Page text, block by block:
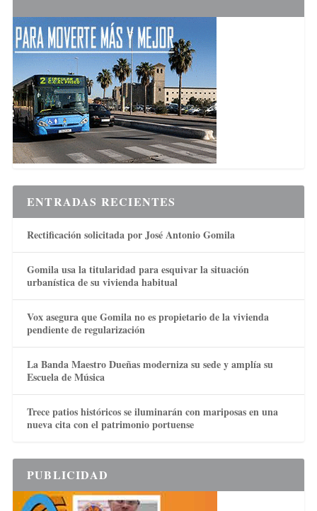
ENTRADAS RECIENTES
Rectificación solicitada por José Antonio Gomila
Gomila usa la titularidad para esquivar la situación
urbanística de su vivienda habitual
Vox asegura que Gomila no es propietario de la vivienda
pendiente de regularización
La Banda Maestro Dueñas moderniza su sede y amplía su
Escuela de Música
Trece patios históricos se iluminarán con mariposas en una
nueva cita con el patrimonio portuense
PUBLICIDAD